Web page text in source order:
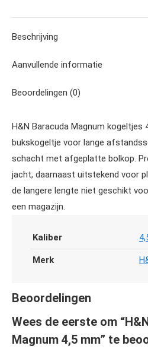
Beschrijving
Aanvullende informatie
Beoordelingen (0)
H&N Baracuda Magnum kogeltjes
bukskogeltje voor lange
schacht met afgeplatte bolkop.
jacht, daarnaast uitstekend voor
de langere lengte niet geschikt
een magazijn.
Kaliber
Merk
Beoordelingen
Wees de eerste om
Magnum 4,5 mm” te